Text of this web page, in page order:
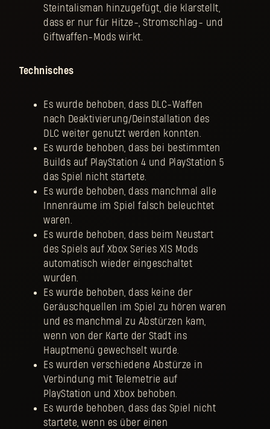
Steintalisman hinzugefügt, die klarstellt,
dass er nur für Hitze-, Stromschlag- und
Giftwaffen-Mods wirkt.
Technisches
Es wurde behoben, dass DLC-Waffen
nach Deaktivierung/Deinstallation des
DLC weiter genutzt werden konnten.
Es wurde behoben, dass bei bestimmten
Builds auf PlayStation 4 und PlayStation 5
das Spiel nicht startete.
Es wurde behoben, dass manchmal alle
Innenräume im Spiel falsch beleuchtet
waren.
Es wurde behoben, dass beim Neustart
des Spiels auf Xbox Series X|S Mods
automatisch wieder eingeschaltet
wurden.
Es wurde behoben, dass keine der
Geräuschquellen im Spiel zu hören waren
und es manchmal zu Abstürzen kam,
wenn von der Karte der Stadt ins
Hauptmenü gewechselt wurde.
Es wurden verschiedene Abstürze in
Verbindung mit Telemetrie auf
PlayStation und Xbox behoben.
Es wurde behoben, dass das Spiel nicht
startete, wenn es über einen